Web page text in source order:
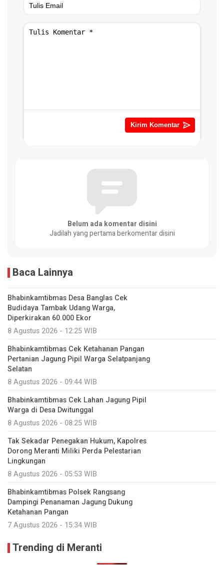
Belum ada komentar disini
Jadilah yang pertama berkomentar disini
Baca Lainnya
Bhabinkamtibmas Desa Banglas Cek
Budidaya Tambak Udang Warga,
Diperkirakan 60.000 Ekor
8 Agustus 2026 - 12:25 WIB
Bhabinkamtibmas Cek Ketahanan Pangan
Pertanian Jagung Pipil Warga Selatpanjang
Selatan
8 Agustus 2026 - 09:44 WIB
Bhabinkamtibmas Cek Lahan Jagung Pipil
Warga di Desa Dwitunggal
8 Agustus 2026 - 08:25 WIB
Tak Sekadar Penegakan Hukum, Kapolres
Dorong Meranti Miliki Perda Pelestarian
Lingkungan
8 Agustus 2026 - 05:53 WIB
Bhabinkamtibmas Polsek Rangsang
Dampingi Penanaman Jagung Dukung
Ketahanan Pangan
7 Agustus 2026 - 15:34 WIB
Trending di Meranti